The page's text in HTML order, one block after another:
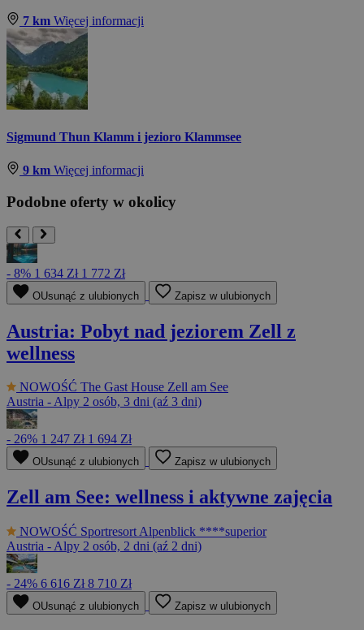
7 km Więcej informacji
Sigmund Thun Klamm i jezioro Klammsee
9 km Więcej informacji
Podobne oferty w okolicy
- 8% 1 634 Zł 1 772 Zł
OUsunąć z ulubionych Zapisz w ulubionych
Austria: Pobyt nad jeziorem Zell z
wellness
NOWOŚĆ The Gast House Zell am See
Austria - Alpy 2 osób, 3 dni (aź 3 dni)
- 26% 1 247 Zł 1 694 Zł
OUsunąć z ulubionych Zapisz w ulubionych
Zell am See: wellness i aktywne zajęcia
NOWOŚĆ Sportresort Alpenblick ****superior
Austria - Alpy 2 osób, 2 dni (aź 2 dni)
- 24% 6 616 Zł8 710 Zł
OUsunąć z ulubionych Zapisz w ulubionych